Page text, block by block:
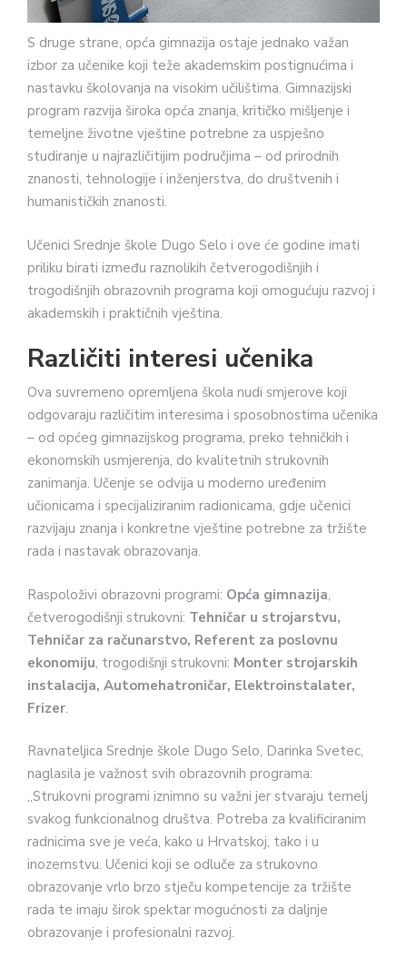
S druge strane, opća gimnazija ostaje jednako važan
izbor za učenike koji teže akademskim postignućima i
nastavku školovanja na visokim učilištima. Gimnazijski
program razvija široka opća znanja, kritičko mišljenje i
temeljne životne vještine potrebne za uspješno
studiranje u najrazličitijim područjima – od prirodnih
znanosti, tehnologije i inženjerstva, do društvenih i
humanističkih znanosti.
Učenici Srednje škole Dugo Selo i ove će godine imati
priliku birati između raznolikih četverogodišnjih i
trogodišnjih obrazovnih programa koji omogućuju razvoj i
akademskih i praktičnih vještina.
Različiti interesi učenika
Ova suvremeno opremljena škola nudi smjerove koji
odgovaraju različitim interesima i sposobnostima učenika
– od općeg gimnazijskog programa, preko tehničkih i
ekonomskih usmjerenja, do kvalitetnih strukovnih
zanimanja. Učenje se odvija u moderno uređenim
učionicama i specijaliziranim radionicama, gdje učenici
razvijaju znanja i konkretne vještine potrebne za tržište
rada i nastavak obrazovanja.
Raspoloživi obrazovni programi: Opća gimnazija,
četverogodišnji strukovni: Tehničar u strojarstvu,
Tehničar za računarstvo, Referent za poslovnu
ekonomiju, trogodišnji strukovni: Monter strojarskih
instalacija, Automehatroničar, Elektroinstalater,
Frizer.
Ravnateljica Srednje škole Dugo Selo, Darinka Svetec,
naglasila je važnost svih obrazovnih programa:
„Strukovni programi iznimno su važni jer stvaraju temelj
svakog funkcionalnog društva. Potreba za kvalificiranim
radnicima sve je veća, kako u Hrvatskoj, tako i u
inozemstvu. Učenici koji se odluče za strukovno
obrazovanje vrlo brzo stječu kompetencije za tržište
rada te imaju širok spektar mogućnosti za daljnje
obrazovanje i profesionalni razvoj.